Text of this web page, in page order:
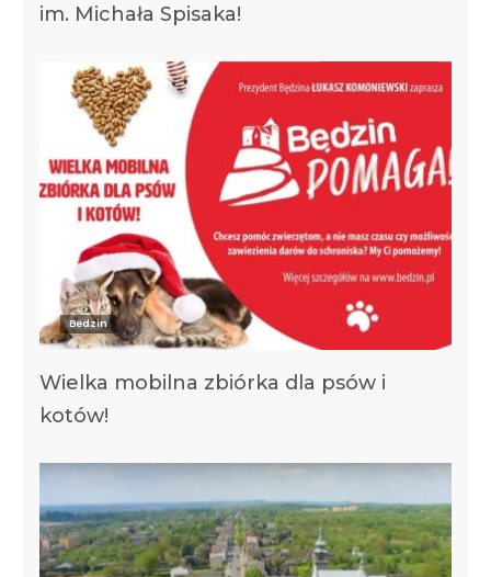
im. Michała Spisaka!
Bedzin
Wielka mobilna zbiórka dla psów i
kotów!